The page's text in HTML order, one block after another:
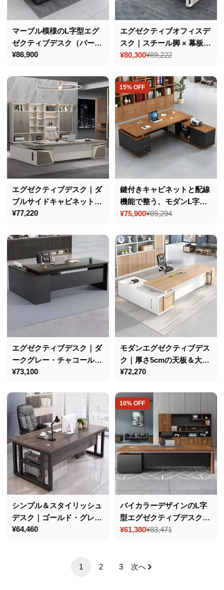
マーブル模様のL字型エグ
ゼクティブデスク（パーテ
ィクルボード製）– 高耐久
通
価
¥86,900
エグゼクティブオフィスデ
スク｜スチール脚 × 幕板付
き × サイドキャビネット
セ
ル
価
格
¥80,300
通
価
格
¥89,222
エグゼクティブデスク｜ダ
ブルサイドキャビネット｜
PC冷却用通気口付き｜カ
通
価
¥77,220
15% OFF
鍵付きキャビネットと配線
機能で整う、モダンL字型
役員デスク
セ
ル
価
格
¥75,900
通
価
格
¥89,294
エグゼクティブデスク｜ダ
ークグレー・チャコールグ
レー｜大容量サイドキャビ
孔付き
通
価
格
¥73,100
モダンエグゼクティブデス
ク｜厚さ5cmの天板＆大容
量サイドキャビネット｜配
通
価
格
¥72,270
シンプル＆スタイリッシュ
デスク｜ゴールド・グレ
ー・ブラックフレーム｜化
通
¥64,460
10% OFF
バイカラーデザインのL字
型エグゼクティブデスク
（パーティクルボード
セ
価
¥61,380
通
格
¥83,471
1 2 3 次へ